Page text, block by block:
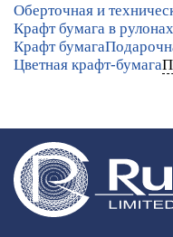
Оберточная и
Крафт бумага в рулонах
Крафт бумага
Цветная крафт-бумага